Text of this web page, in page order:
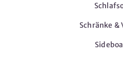
Schränke &